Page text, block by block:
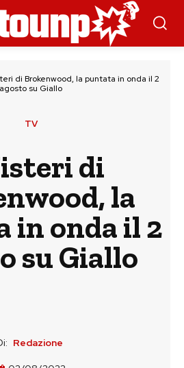
di Brokenwood, la puntata in onda il 2
agosto su Giallo
TV
di
la
in onda il 2
su Giallo
Redazione